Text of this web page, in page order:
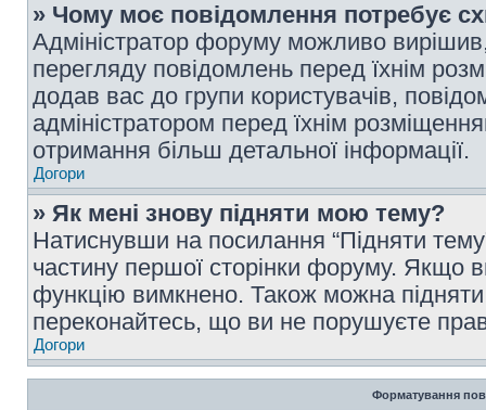
» Чому моє повідомлення потребує
Адміністратор форуму можливо
перегляду повідомлень перед їхнім
додав вас до групи користувачів,
адміністратором перед їхнім
отримання більш детальної інформації.
Догори
» Як мені знову підняти мою тему?
Натиснувши на посилання “Підняти
частину першої сторінки форуму. Якщо
функцію вимкнено. Також можна
переконайтесь, що ви не порушуєте
Догори
Форматування